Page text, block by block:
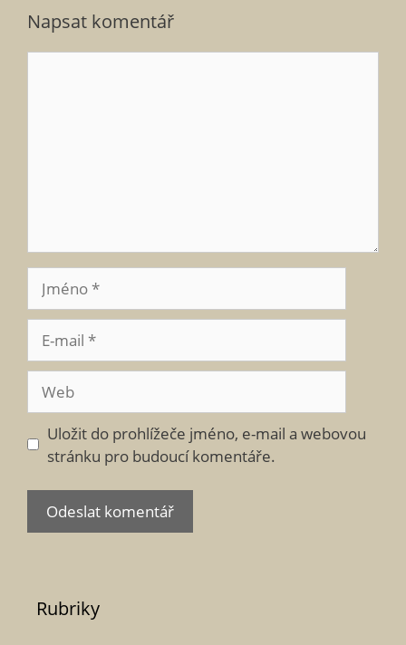
Napsat komentář
mail
Uložit do prohlížeče jméno, e-mail a webovou
stránku pro budoucí komentáře.
Rubriky